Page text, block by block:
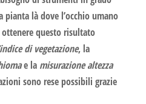
pianta là dove l’occhio umano
ottenere questo risultato
di vegetazione, la
e la misurazione altezza
sono rese possibili grazie